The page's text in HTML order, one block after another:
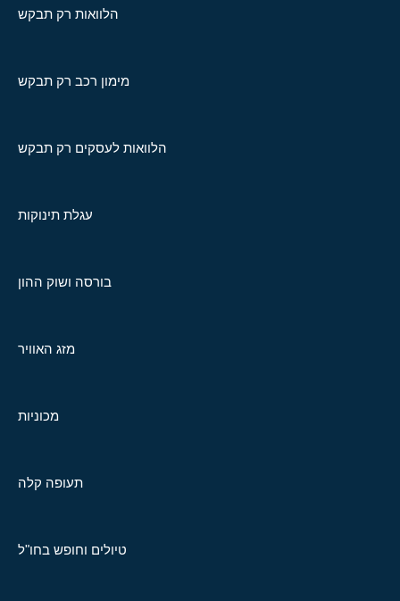
הלוואות רק תבקש
מימון רכב רק תבקש
הלוואות לעסקים רק תבקש
עגלת תינוקות
בורסה ושוק ההון
מזג האוויר
מכוניות
תעופה קלה
טיולים וחופש בחו"ל